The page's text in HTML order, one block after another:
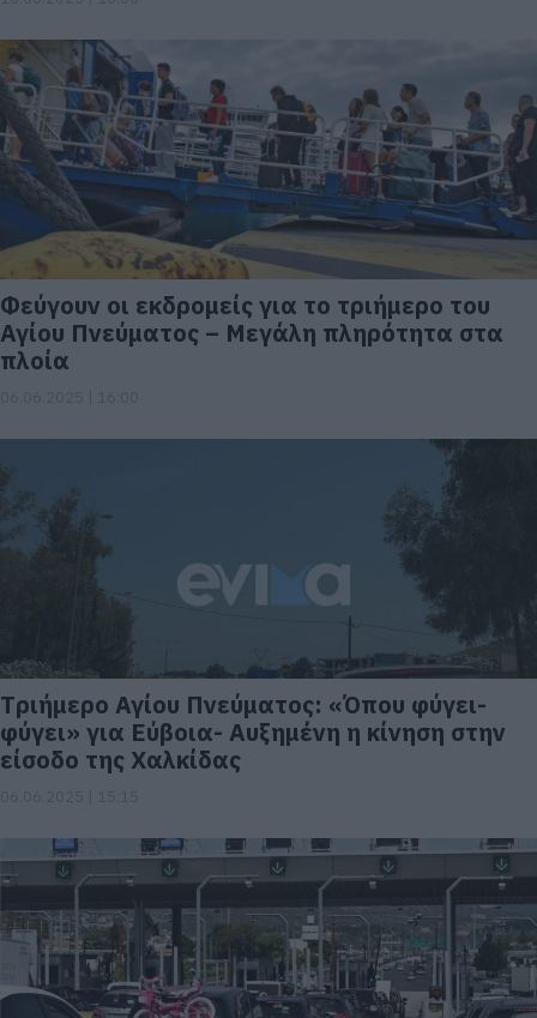
Φεύγουν οι εκδρομείς για το τριήμερο του
Αγίου Πνεύματος – Μεγάλη πληρότητα στα
πλοία
Tριήμερο Αγίου Πνεύματος: «Όπου φύγει-
φύγει» για Εύβοια- Αυξημένη η κίνηση στην
είσοδο της Χαλκίδας